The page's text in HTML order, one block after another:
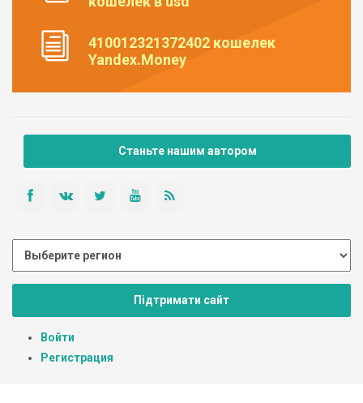
410012321372402 кошелек
Yandex.Money
Станьте нашим автором
Підтримати сайт
Войти
Регистрация